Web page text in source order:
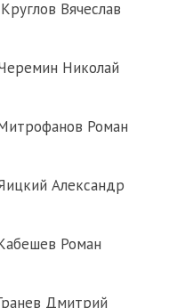
Вячеслав
Николай
Роман
Александр
Роман
Дмитрий